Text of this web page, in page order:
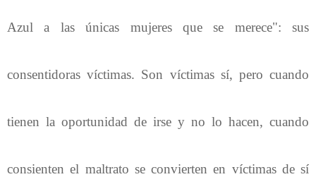
Azul a las únicas mujeres que se merece": sus
consentidoras víctimas. Son víctimas sí, pero cuando
tienen la oportunidad de irse y no lo hacen, cuando
consienten el maltrato se convierten en víctimas de sí